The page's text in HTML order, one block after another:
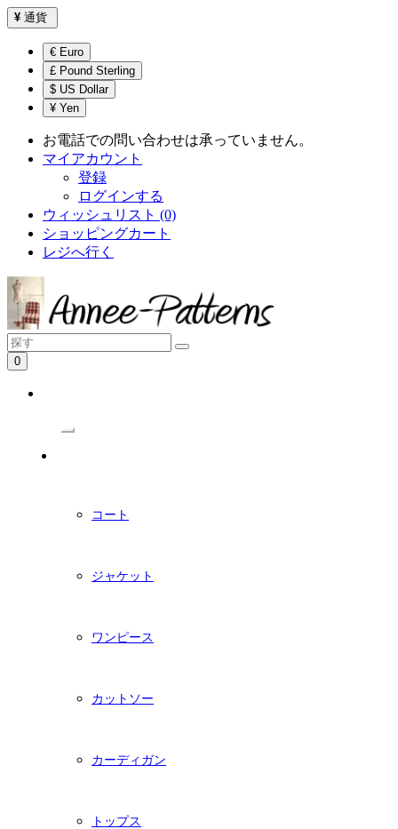
¥ 通貨
€ Euro
£ Pound Sterling
$ US Dollar
¥ Yen
お電話での問い合わせは承っていません。
マイアカウント
登録
ログインする
ウィッシュリスト (0)
ショッピングカート
レジへ行く
0
コート
ジャケット
ワンピース
カットソー
カーディガン
トップス